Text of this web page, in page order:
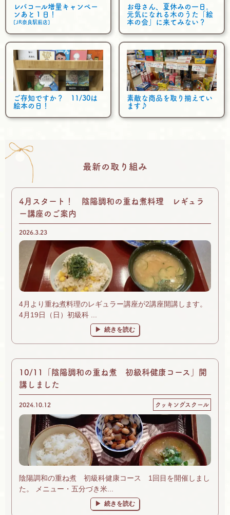
レバコール増量キャンペー
ンあと１日！
[JR奈良駅前店]
お母さん、夏休みの一日。
元気になれる木のうた「絵
本の会」に来てみない？
ご存知ですか？ 11/30は
絵本の日！
素敵な商品を取り揃えてい
ます♪
最新の取り組み
4月スタート！ 陰陽調和の重ね煮料理 レギュラ
ー講座のご案内
2026.3.23
4月より重ね煮料理のレギュラー講座が2講座開講します。
4月19日（日）初級科 ...
続きを読む
10/11「陰陽調和の重ね煮 初級科健康コース」開
講しました
2024.10.12 クッキングスクール
陰陽調和の重ね煮 初級科健康コース 1回目を開催しまし
た。 メニュー・五分づき米...
続きを読む